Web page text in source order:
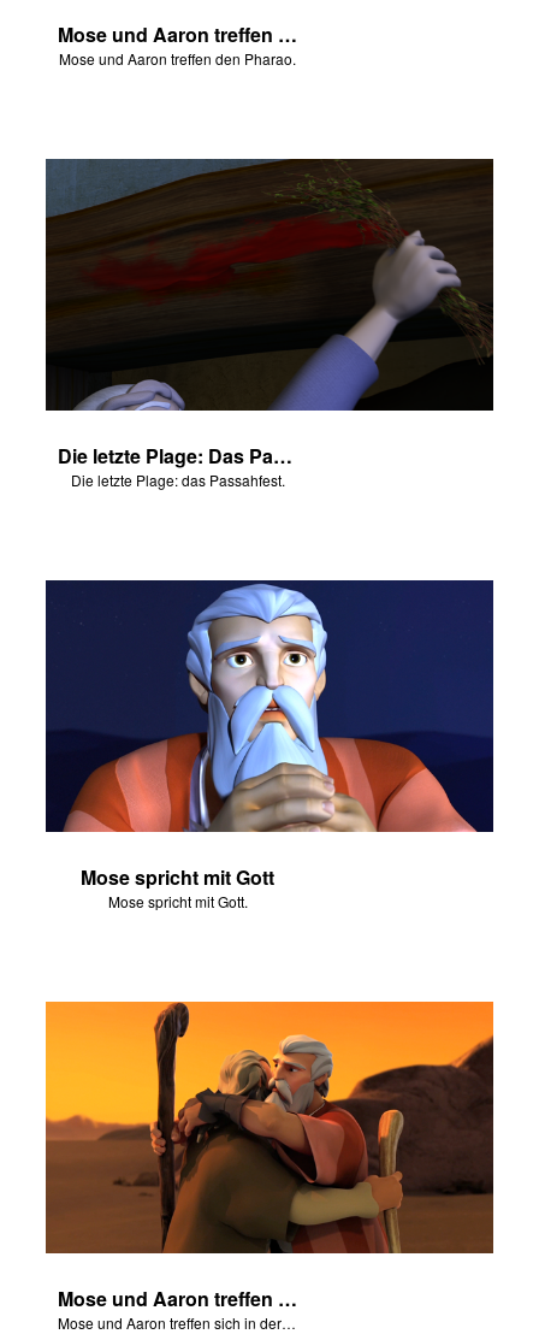
Mose und Aaron treffen den Pharao
Mose und Aaron treffen den Pharao.
Die letzte Plage: Das Passahfest
Die letzte Plage: das Passahfest.
Mose spricht mit Gott
Mose spricht mit Gott.
Mose und Aaron treffen sich in der Wildnis
Mose und Aaron treffen sich in der Wildnis.